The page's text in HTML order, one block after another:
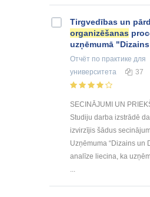
Tirgvedības un
organizēšanas
uzņēmumā
Отчёт по практике для
университета
37
SECINĀJUMI UN
Studiju darba izstrādē
izvirzījis šādus
Uzņēmuma “Dizains un
analīze liecina, ka